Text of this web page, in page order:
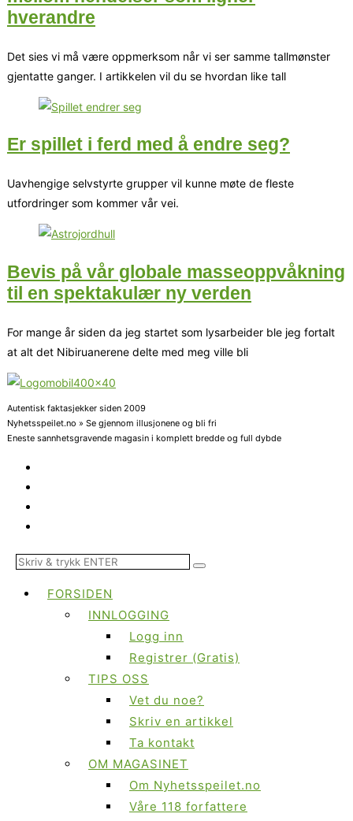
hverandre
Det sies vi må være oppmerksom når vi ser samme tallmønster
gjentatte ganger. I artikkelen vil du se hvordan like tall
Er spillet i ferd med å endre seg?
Uavhengige selvstyrte grupper vil kunne møte de fleste
utfordringer som kommer vår vei.
Bevis på vår globale masseoppvåkning
til en spektakulær ny verden
For mange år siden da jeg startet som lysarbeider ble jeg fortalt
at alt det Nibiruanerene delte med meg ville bli
Autentisk faktasjekker siden 2009
Nyhetsspeilet.no » Se gjennom illusjonene og bli fri
Eneste sannhetsgravende magasin i komplett bredde og full dybde
FORSIDEN
INNLOGGING
Logg inn
Registrer (Gratis)
TIPS OSS
Vet du noe?
Skriv en artikkel
Ta kontakt
OM MAGASINET
Om Nyhetsspeilet.no
Våre 118 forfattere